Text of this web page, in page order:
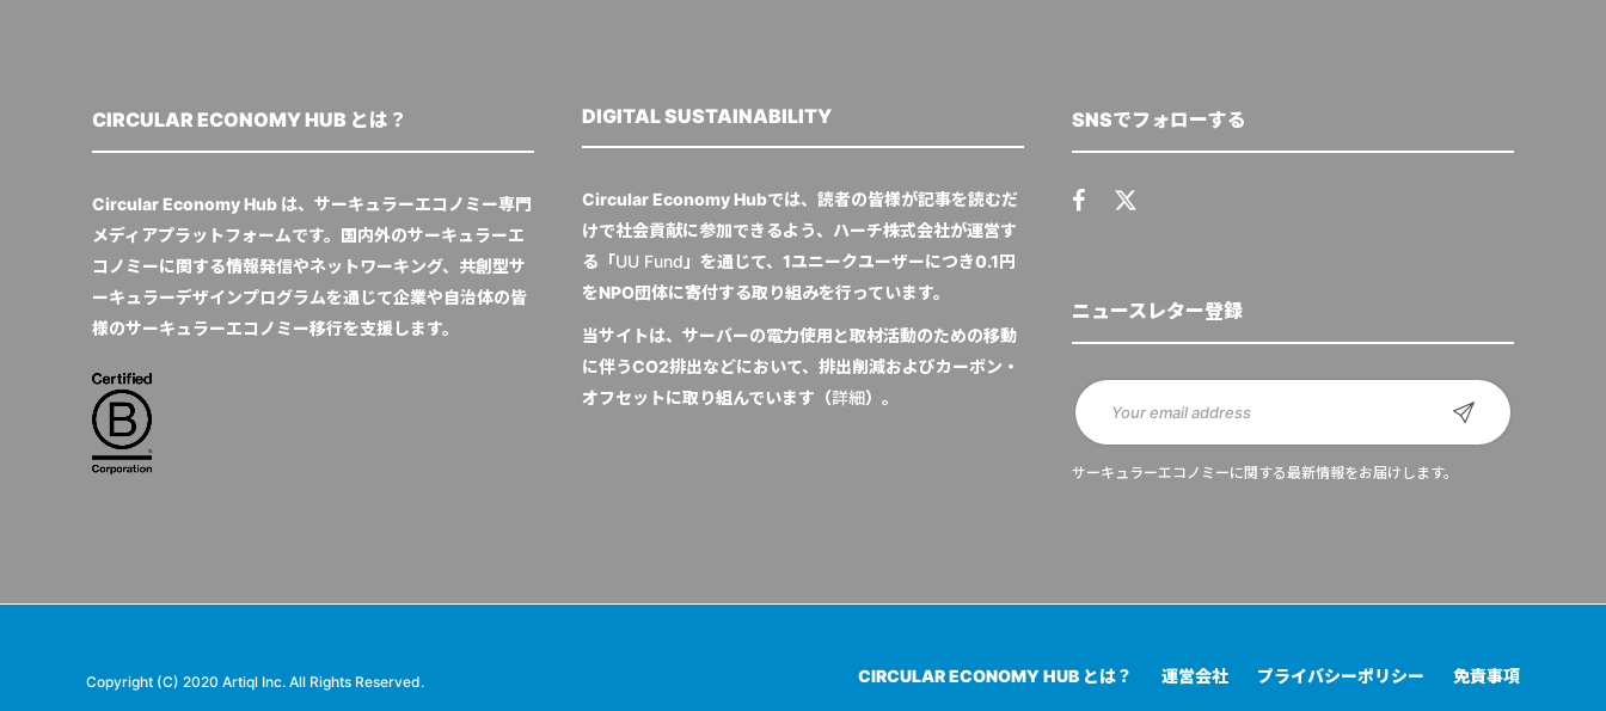
CIRCULAR ECONOMY HUB とは？
Circular Economy Hub は、サーキュラーエコノミー専門
メディアプラットフォームです。国内外のサーキュラーエ
コノミーに関する情報発信やネットワーキング、共創型サ
ーキュラーデザインプログラムを通じて企業や自治体の皆
様のサーキュラーエコノミー移行を支援します。
DIGITAL SUSTAINABILITY
Circular Economy Hubでは、読者の皆様が記事を読むだ
けで社会貢献に参加できるよう、ハーチ株式会社が運営す
る「UU Fund」を通じて、1ユニークユーザーにつき0.1円
をNPO団体に寄付する取り組みを行っています。
当サイトは、サーバーの電力使用と取材活動のための移動
に伴うCO2排出などにおいて、排出削減およびカーボン・
オフセットに取り組んでいます（詳細）。
SNSでフォローする
ニュースレター登録
サーキュラーエコノミーに関する最新情報をお届けします。
Copyright (C) 2020 Artiql Inc. All Rights Reserved. CIRCULAR ECONOMY HUB とは？ 運営会社 プライバシーポリシー 免責事項